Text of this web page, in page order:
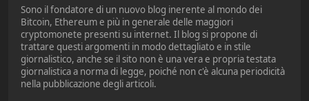
Sono il fondatore di un nuovo blog inerente al mondo dei
Bitcoin, Ethereum e più in generale delle maggiori
cryptomonete presenti su internet. Il blog si propone di
trattare questi argomenti in modo dettagliato e in stile
giornalistico, anche se il sito non è una vera e propria testata
giornalistica a norma di legge, poiché non c'è alcuna periodicità
nella pubblicazione degli articoli.